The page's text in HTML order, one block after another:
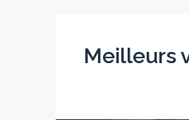
Meilleurs